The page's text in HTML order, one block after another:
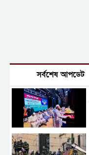
সর্বশেষ আপডেট